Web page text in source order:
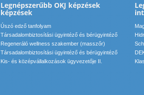
Legnépszerűbb OKJ képzések
képzések
Úszó edző tanfolyam
Társadalombiztosítási ügyintéző és bérügyintéző
Regeneráló wellness szakember (masszőr)
Társadalombiztosítási ügyintéző és bérügyintéző
Kis- és középvállalkozások ügyvezetője II.